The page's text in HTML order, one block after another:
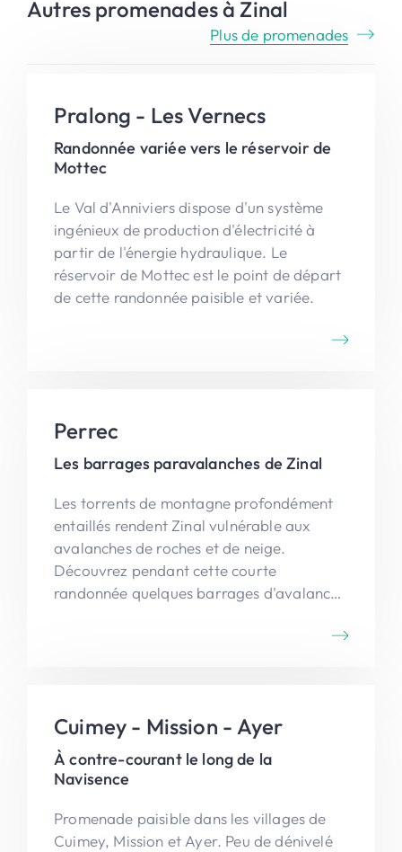
Autres promenades à Zinal
Plus de promenades
Pralong - Les Vernecs
Randonnée variée vers le réservoir de
Mottec
Le Val d'Anniviers dispose d'un système
ingénieux de production d'électricité à
partir de l'énergie hydraulique. Le
réservoir de Mottec est le point de départ
de cette randonnée paisible et variée.
Perrec
Les barrages paravalanches de Zinal
Les torrents de montagne profondément
entaillés rendent Zinal vulnérable aux
avalanches de roches et de neige.
Découvrez pendant cette courte
randonnée quelques barrages d'avalanche
Cuimey - Mission - Ayer
À contre-courant le long de la
Navisence
Promenade paisible dans les villages de
Cuimey, Mission et Ayer. Peu de dénivelé